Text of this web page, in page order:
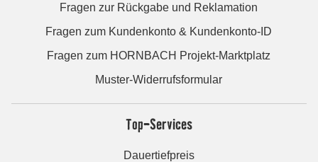
Fragen zur Rückgabe und Reklamation
Fragen zum Kundenkonto & Kundenkonto-ID
Fragen zum HORNBACH Projekt-Marktplatz
Muster-Widerrufsformular
Top-Services
Dauertiefpreis